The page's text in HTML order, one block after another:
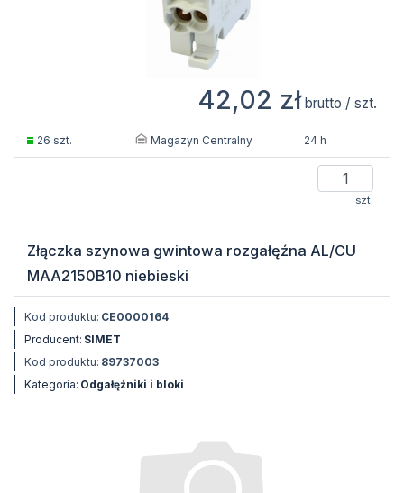
42,02 zł brutto / szt.
26 szt. Magazyn Centralny 24 h
szt.
Złączka szynowa gwintowa rozgałęźna AL/CU
MAA2150B10 niebieski
Kod produktu: CE0000164
Producent: SIMET
Kod produktu: 89737003
Kategoria: Odgałęźniki i bloki